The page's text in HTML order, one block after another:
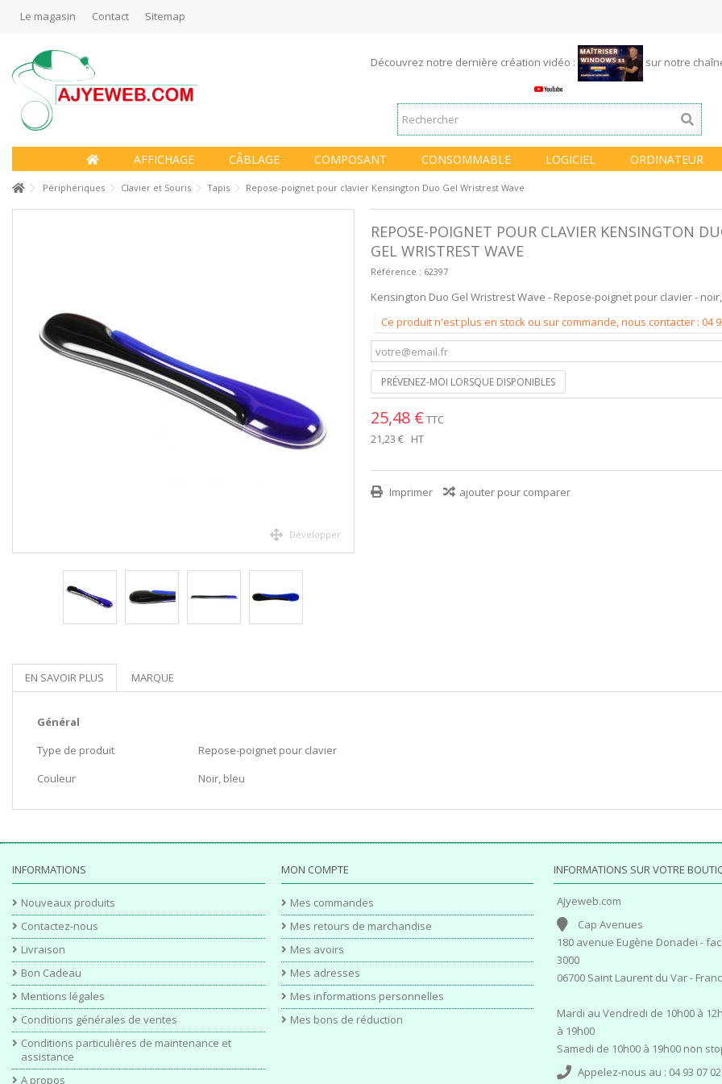
Le magasin Contact Sitemap
Découvrez notre dernière création vidéo :
sur notre
AFFICHAGE CÂBLAGE COMPOSANT CONSOMMABLE LOGICIEL ORDINATEUR
Périphériques Clavier et Souris Tapis Repose-poignet pour clavier Kensington Duo Gel Wristrest Wave
Développer
REPOSE-POIGNET POUR CLAVIER KENSINGTON
GEL WRISTREST WAVE
Référence : 62397
Kensington Duo Gel Wristrest Wave - Repose-poignet pour clavier -
Ce produit n'est plus en stock ou sur commande, nous contacter : 04
PRÉVENEZ-MOI LORSQUE DISPONIBLES
25,48 € TTC
21,23 € HT
Imprimer ajouter pour comparer
EN SAVOIR PLUS MARQUE
Général
Type de produit
Repose-poignet pour clavier
Couleur
Noir, bleu
INFORMATIONS
Nouveaux produits
Contactez-nous
Livraison
Bon Cadeau
Mentions légales
Conditions générales de ventes
Conditions particulières de maintenance et
assistance
A propos
MON COMPTE
Mes commandes
Mes retours de marchandise
Mes avoirs
Mes adresses
Mes informations personnelles
Mes bons de réduction
INFORMATIONS SUR VOTRE
Ajyeweb.com
Cap Avenues
180 avenue Eugène Donadeï -
3000
06700 Saint Laurent du Var -
Mardi au Vendredi de 10h00 à
à 19h00
Samedi de 10h00 à 19h00 non
Appelez-nous au : 04 93 07